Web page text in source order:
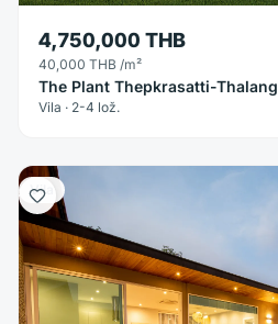
4,750,000 THB
40,000 THB /m²
The Plant Thepkrasatti-Thalang
Vila · 2-4 lož.
Vila